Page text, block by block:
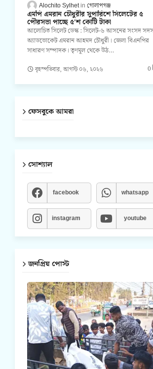
Alochito Sylhet গোলাপগঞ্জ
এমপি এমরান চৌধুরীর সুপারিশে সিলেটের ৫
পৌরসভা পাচ্ছে ৫'শ কোটি টাকা
আলোচিত সিলেট ডেস্ক : সিলেট-৬ আসনের সংসদ
অ্যাডভোকেট এমরান আহমদ চৌধুরী। জেলা বিএনপির
সাধারণ সম্পাদক। তৃণমূল থেকে উঠ…
বৃহস্পতিবার, আগস্ট ০৬, ২০২৬ 0
ফেসবুকে আমরা
সোশ্যাল
facebook whatsapp
instagram youtube
জনপ্রিয় পোস্ট